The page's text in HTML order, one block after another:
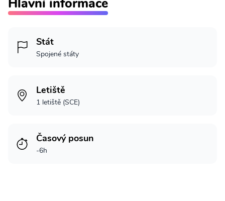
Stát
Spojené státy
Letiště
1 letiště (SCE)
Časový posun
-6h